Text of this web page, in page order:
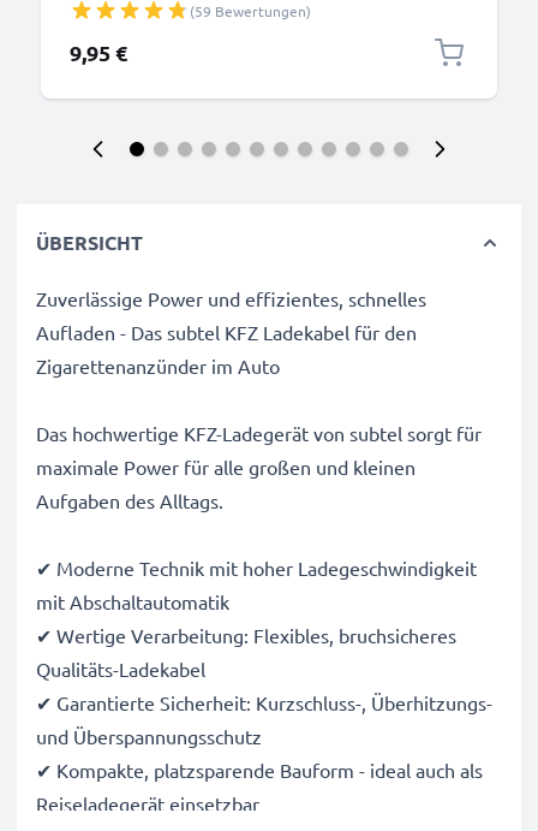
Netzteil, Steckdose(59 Bewertungen)
9,95 €
ÜBERSICHT
Zuverlässige Power und effizientes, schnelles
Aufladen - Das subtel KFZ Ladekabel für den
Zigarettenanzünder im Auto
Das hochwertige KFZ-Ladegerät von subtel sorgt für
maximale Power für alle großen und kleinen
Aufgaben des Alltags.
✔ Moderne Technik mit hoher Ladegeschwindigkeit
mit Abschaltautomatik
✔ Wertige Verarbeitung: Flexibles, bruchsicheres
Qualitäts-Ladekabel
✔ Garantierte Sicherheit: Kurzschluss-, Überhitzungs-
und Überspannungsschutz
✔ Kompakte, platzsparende Bauform - ideal auch als
Reiseladegerät einsetzbar